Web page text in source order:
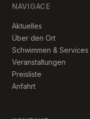
NAVIGACE
Aktuelles
Über den Ort
Schwimmen & Services
Veranstaltungen
Preisliste
Anfahrt